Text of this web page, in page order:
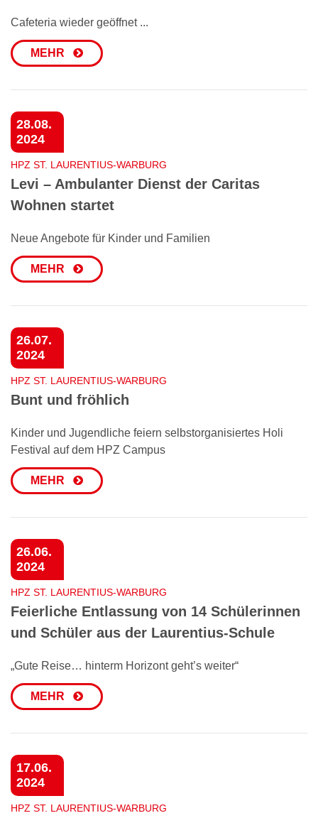
Cafeteria wieder geöffnet ...
MEHR
28.08.
2024
HPZ ST. LAURENTIUS-WARBURG
Levi – Ambulanter Dienst der Caritas
Wohnen startet
Neue Angebote für Kinder und Familien
MEHR
26.07.
2024
HPZ ST. LAURENTIUS-WARBURG
Bunt und fröhlich
Kinder und Jugendliche feiern selbstorganisiertes Holi
Festival auf dem HPZ Campus
MEHR
26.06.
2024
HPZ ST. LAURENTIUS-WARBURG
Feierliche Entlassung von 14 Schülerinnen
und Schüler aus der Laurentius-Schule
„Gute Reise… hinterm Horizont geht’s weiter“
MEHR
17.06.
2024
HPZ ST. LAURENTIUS-WARBURG